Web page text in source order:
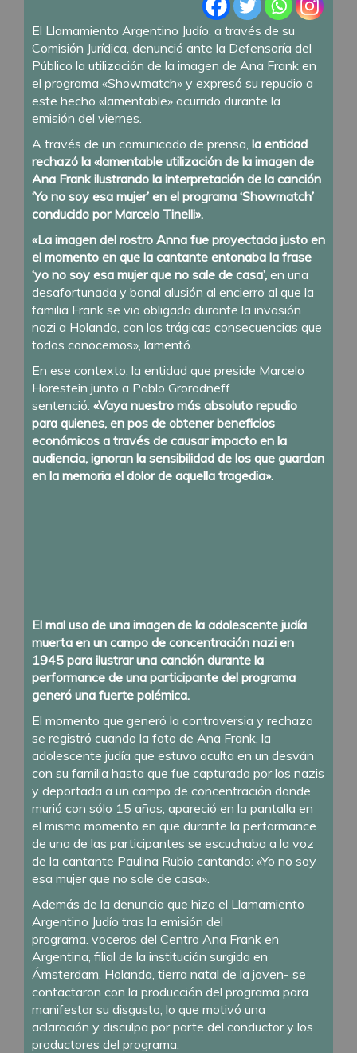
El Llamamiento Argentino Judío, a través de su
Comisión Jurídica, denunció ante la Defensoría del
Público la utilización de la imagen de Ana Frank en
el programa «Showmatch» y expresó su repudio a
este hecho «lamentable» ocurrido durante la
emisión del viernes.
A través de un comunicado de prensa, la entidad
rechazó la «lamentable utilización de la imagen de
Ana Frank ilustrando la interpretación de la canción
‘Yo no soy esa mujer’ en el programa ‘Showmatch’
conducido por Marcelo Tinelli».
«La imagen del rostro Anna fue proyectada justo en
el momento en que la cantante entonaba la frase
‘yo no soy esa mujer que no sale de casa’, en una
desafortunada y banal alusión al encierro al que la
familia Frank se vio obligada durante la invasión
nazi a Holanda, con las trágicas consecuencias que
todos conocemos», lamentó.
En ese contexto, la entidad que preside Marcelo
Horestein junto a Pablo Grorodneff
sentenció: «Vaya nuestro más absoluto repudio
para quienes, en pos de obtener beneficios
económicos a través de causar impacto en la
audiencia, ignoran la sensibilidad de los que guardan
en la memoria el dolor de aquella tragedia».
El mal uso de una imagen de la adolescente judía
muerta en un campo de concentración nazi en
1945 para ilustrar una canción durante la
performance de una participante del programa
generó una fuerte polémica.
El momento que generó la controversia y rechazo
se registró cuando la foto de Ana Frank, la
adolescente judía que estuvo oculta en un desván
con su familia hasta que fue capturada por los nazis
y deportada a un campo de concentración donde
murió con sólo 15 años, apareció en la pantalla en
el mismo momento en que durante la performance
de una de las participantes se escuchaba a la voz
de la cantante Paulina Rubio cantando: «Yo no soy
esa mujer que no sale de casa».
Además de la denuncia que hizo el Llamamiento
Argentino Judío tras la emisión del
programa. voceros del Centro Ana Frank en
Argentina, filial de la institución surgida en
Ámsterdam, Holanda, tierra natal de la joven- se
contactaron con la producción del programa para
manifestar su disgusto , lo que motivó una
aclaración y disculpa por parte del conductor y los
productores del programa.